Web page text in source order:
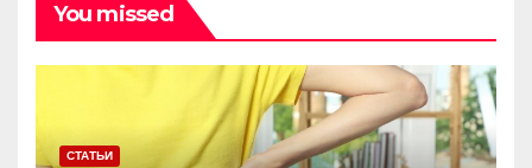
You missed
СТАТЬИ